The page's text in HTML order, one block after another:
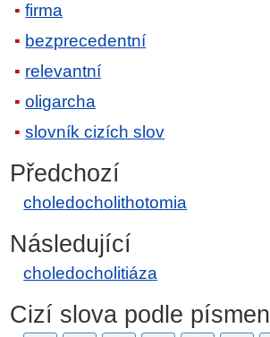
firma
bezprecedentní
relevantní
oligarcha
slovník cizích slov
Předchozí
choledocholithotomia
Následující
choledocholitiáza
Cizí slova podle písmen